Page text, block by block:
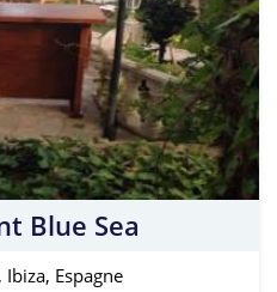
Blue Sea
Espagne